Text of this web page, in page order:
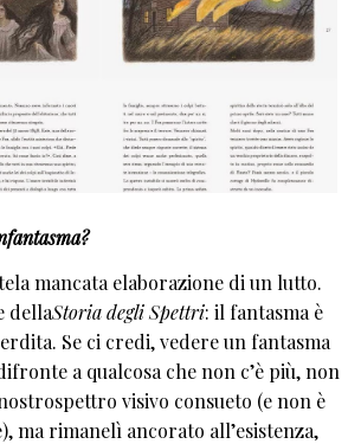
mancata elaborazione di un lutto.
dellaStoria degli Spettri: il fantasma è
Se ci credi, vedere un fantasma
a qualcosa che non c’è più, non
visivo consueto (e non è
ma rimanelì ancorato all’esistenza,